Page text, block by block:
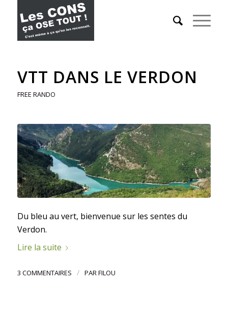
VTT DANS LE VERDON
FREE RANDO
Du bleu au vert, bienvenue sur les sentes du
Verdon.
Lire la suite
3 COMMENTAIRES / PAR FILOU